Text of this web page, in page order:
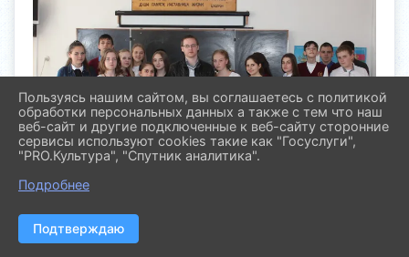
Пользуясь нашим сайтом, вы соглашаетесь с политикой
обработки персональных данных а также с тем что наш
веб-сайт и другие подключенные к веб-сайту сторонние
сервисы используют cookies такие как "Госуслуги",
"PRO.Культура", "Спутник аналитика".
Подробнее
Подтверждаю